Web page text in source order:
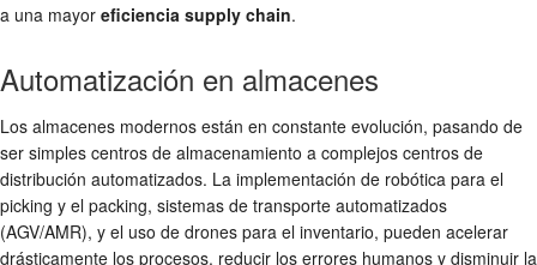
a una mayor eficiencia supply chain.
Automatización en almacenes
Los almacenes modernos están en constante evolución, pasando de
ser simples centros de almacenamiento a complejos centros de
distribución automatizados. La implementación de robótica para el
picking y el packing, sistemas de transporte automatizados
(AGV/AMR), y el uso de drones para el inventario, pueden acelerar
drásticamente los procesos, reducir los errores humanos y disminuir la